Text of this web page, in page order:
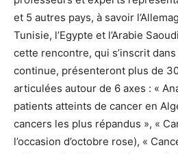
et 5 autres pays, à savoir
Tunisie, l’Egypte et l’Arabie
cette rencontre, qui s’inscrit
continue, présenteront plus de
articulées autour de 6 axes : «
patients atteints de cancer en
cancers les plus répandus », «
l’occasion d’octobre rose), «